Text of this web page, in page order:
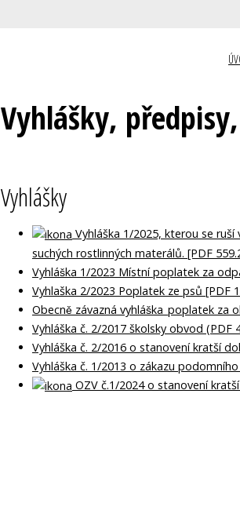
Vyhlášky,
Vyhlášky
Vyhláška 1/2025, kterou se
suchých rostlinných materálů. [PDF
Vyhláška 1/2023 Místní poplatek za
Vyhlaška 2/2023 Poplatek ze psů [PDF
Obecně závazná vyhláška_poplatek
Vyhláška č. 2/2017 školsky obvod (PDF
Vyhláška č. 2/2016 o stanovení kratší
Vyhláška č. 1/2013 o zákazu
OZV č.1/2024 o stanovení